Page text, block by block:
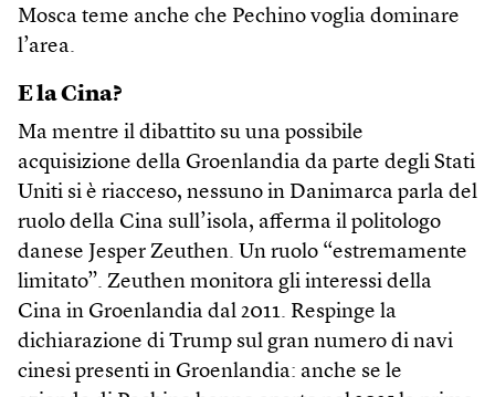
Mosca teme anche che Pechino voglia dominare
l’area.
E la Cina?
Ma mentre il dibattito su una possibile
acquisizione della Groenlandia da parte degli Stati
Uniti si è riacceso, nessuno in Danimarca parla del
ruolo della Cina sull’isola, afferma il politologo
danese Jesper Zeuthen. Un ruolo “estremamente
limitato”. Zeuthen monitora gli interessi della
Cina in Groenlandia dal 2011. Respinge la
dichiarazione di Trump sul gran numero di navi
cinesi presenti in Groenlandia: anche se le